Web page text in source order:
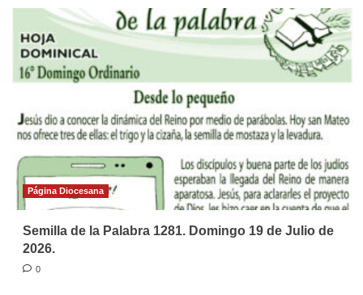
Página Diocesana
Semilla de la Palabra 1281. Domingo 19 de Julio de
2026.
0